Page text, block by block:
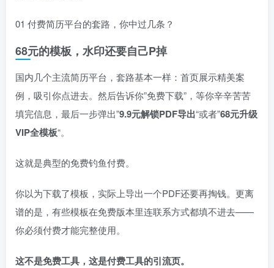
01 付费简历平台的套路，你中过几条？
68元的模板，水印还要自己P掉
国内几个主流简历平台，套路基本一样：首页展示精美案
例，吸引你点进去。然后告诉你”免费下载”，等你辛辛苦苦
填完信息，最后一步弹出”9.9元解锁PDF导出“或者”68元升级
VIP全模板“。
这就是典型的免费钓鱼付费。
你以为下载了模板，实际上导出一个PDF还要再掏钱。更离
谱的是，有些模板在免费版本里连联系方式都填不进去——
你必须付费才能完整使用。
这不是免费工具，这是付费工具的引流页。